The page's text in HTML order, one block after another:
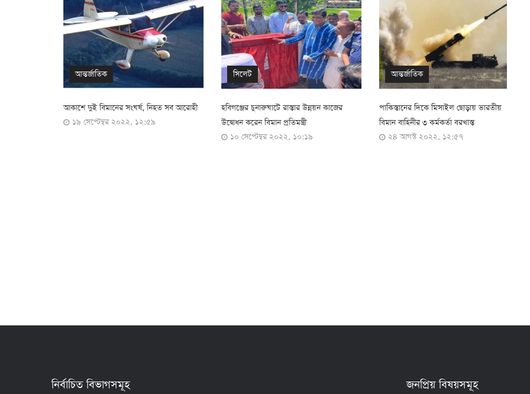
আন্তর্জাতিক
আকাশে দুই বিমানের সংঘর্ষ, নিহত সব আরোহী
১৯ সেপ্টেম্বর ২০২২, ১২:৫৯
সিলেট
হবিগঞ্জের চুনারুঘাটে রাস্তার উন্নয়ন কাজের
উদ্বোধন করেন বিমান প্রতিমন্ত্রী
১০ সেপ্টেম্বর ২০২২, ১০:১৯
আন্তর্জাতিক
পাকিস্তানের দিকে মিসাইল ছোড়ায় ভারতীয়
বিমান বাহিনীর ৩ কর্মকর্তা বরখাস্ত
২৪ আগস্ট ২০২২, ১২:৫৭
নির্বাচিত বিভাগসমূহ জনপ্রিয় বিষয়সমূহ